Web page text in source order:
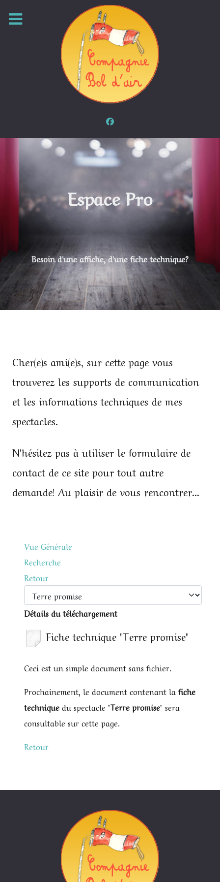
Espace Pro
Besoin d'une affiche, d'une fiche technique?
Cher(e)s ami(e)s, sur cette page vous
trouverez les supports de communication
et les informations techniques de mes
spectacles.
N'hésitez pas à utiliser le formulaire de
contact de ce site pour tout autre
demande! Au plaisir de vous rencontrer...
Vue Générale
Recherche
Retour
Détails du téléchargement
Fiche technique "Terre promise"
Ceci est un simple document sans fichier.
Prochainement, le document contenant lafiche
technique du spectacle "Terre promise" sera
consultable sur cette page.
Retour